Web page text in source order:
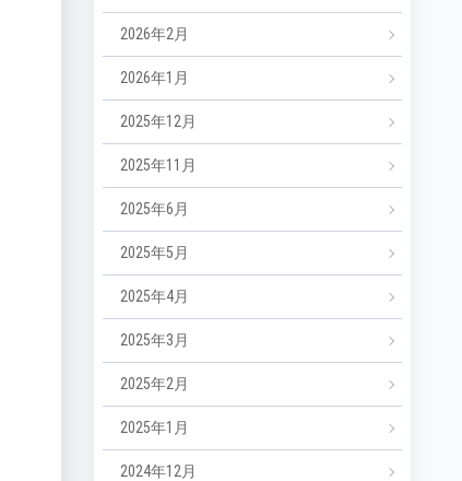
2026年2月
2026年1月
2025年12月
2025年11月
2025年6月
2025年5月
2025年4月
2025年3月
2025年2月
2025年1月
2024年12月